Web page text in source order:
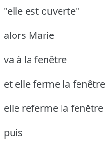
"elle est ouverte"
alors Marie
va à la fenêtre
et elle ferme la fenêtre
elle referme la fenêtre
puis